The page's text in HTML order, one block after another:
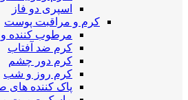
اسپری دو فاز
کرم و مراقبت پوست
مرطوب کننده
کرم ضد آفتاب
کرم دور چشم
کرم روز و شب
پاک کننده های